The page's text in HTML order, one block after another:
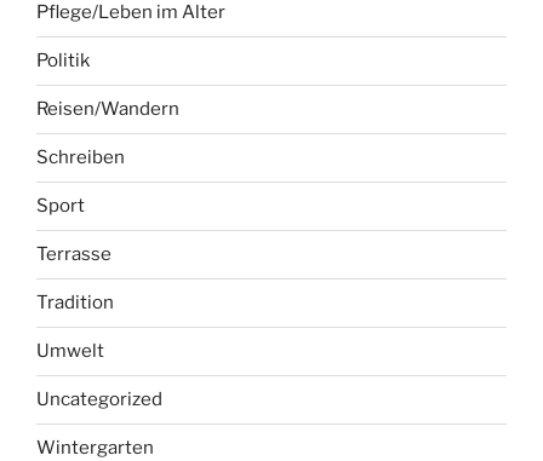
Pflege/Leben im Alter
Politik
Reisen/Wandern
Schreiben
Sport
Terrasse
Tradition
Umwelt
Uncategorized
Wintergarten